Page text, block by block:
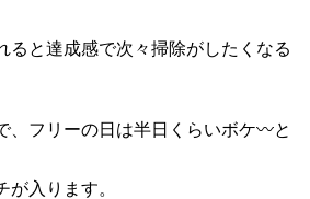
ると達成感で次々掃除がしたくなる
、フリーの日は半日くらいボケ〰と
が入ります。